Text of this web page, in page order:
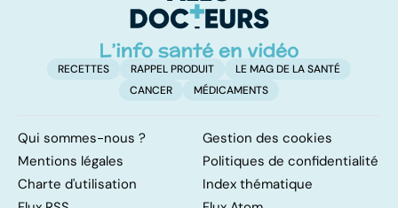
RECETTES RAPPEL PRODUIT
LE MAG DE LA SANTÉ
CANCER
MÉDICAMENTS
Qui sommes-nous ?
Gestion des cookies
Mentions légales
Politiques de confidentialité
Charte d'utilisation
Index thématique